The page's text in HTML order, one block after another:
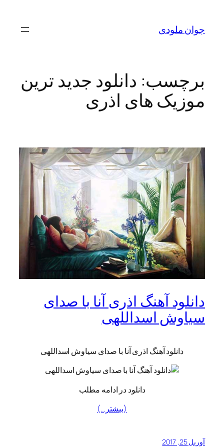
محتواجوان ملودی
برچسب: دانلود جدید ترین
موزیک های اذری
دانلود آهنگ اذری آنا با صدای
سیاوش اسداللهی
دانلود آهنگ اذری آنا با صدای سیاوش اسداللهی
دانلود در ادامه مطلب
(بیشتر…)
آوریل 25, 2017